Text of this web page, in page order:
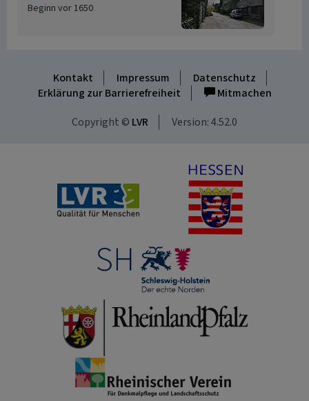
Beginn vor 1650
Kontakt Impressum
Datenschutz
Erklärung zur Barrierefreiheit
Mitmachen
Copyright © LVR Version: 4.52.0